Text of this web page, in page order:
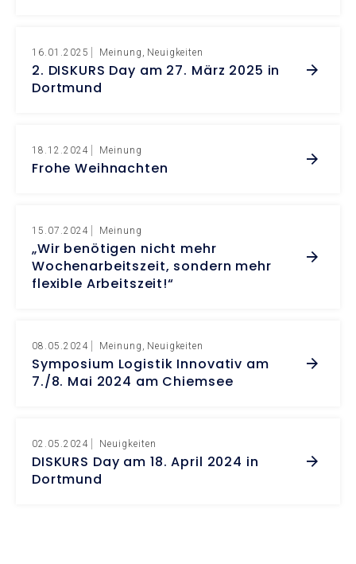
16.01.2025 Meinung Neuigkeiten
2. DISKURS Day am 27. März 2025 in
Dortmund
18.12.2024 Meinung
Frohe Weihnachten
15.07.2024 Meinung
„Wir benötigen nicht mehr
Wochenarbeitszeit, sondern mehr
flexible Arbeitszeit!“
08.05.2024 Meinung Neuigkeiten
Symposium Logistik Innovativ am
7./8. Mai 2024 am Chiemsee
02.05.2024 Neuigkeiten
DISKURS Day am 18. April 2024 in
Dortmund